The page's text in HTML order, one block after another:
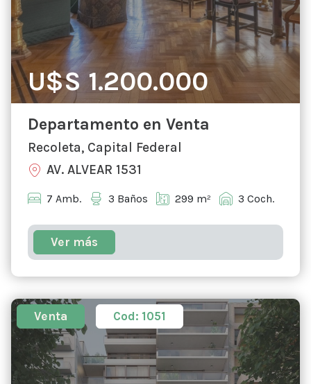
U$S 1.200.000
Departamento en Venta
Recoleta, Capital Federal
AV. ALVEAR 1531
7 Amb. 3 Baños 299 m² 3 Coch.
Ver más
Venta Cod: 1051